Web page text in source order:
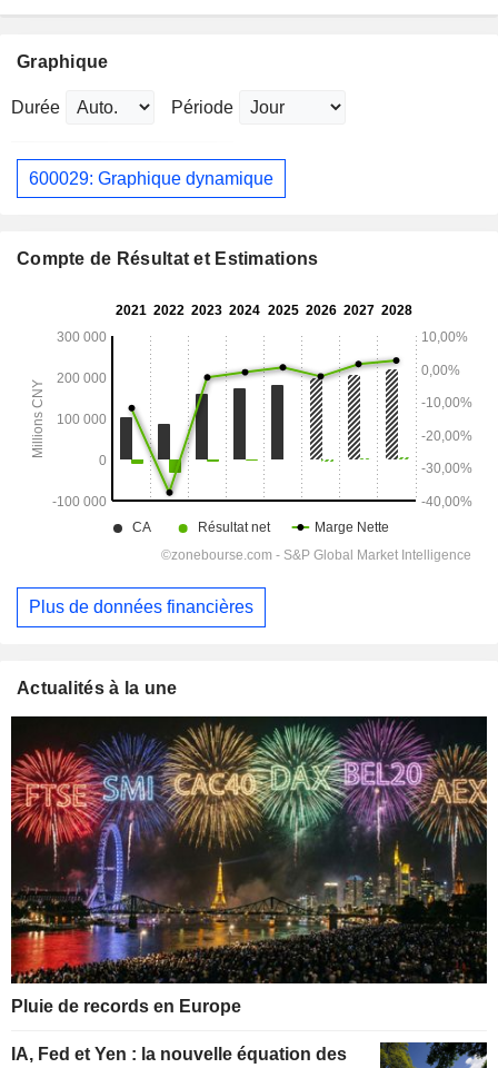
Graphique
Durée Période
600029: Graphique dynamique
Compte de Résultat et Estimations
Plus de données financières
Actualités à la une
Pluie de records en Europe
IA, Fed et Yen : la nouvelle équation des